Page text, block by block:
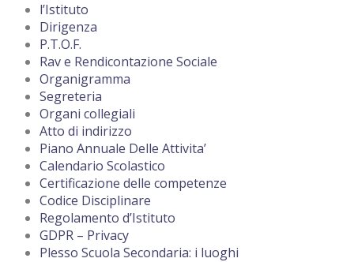
l’Istituto
Dirigenza
P.T.O.F.
Rav e Rendicontazione Sociale
Organigramma
Segreteria
Organi collegiali
Atto di indirizzo
Piano Annuale Delle Attivita’
Calendario Scolastico
Certificazione delle competenze
Codice Disciplinare
Regolamento d’Istituto
GDPR – Privacy
Plesso Scuola Secondaria: i luoghi